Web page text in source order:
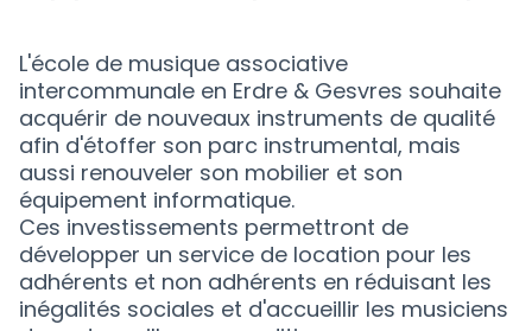
L'école de musique associative
intercommunale en Erdre & Gesvres souhaite
acquérir de nouveaux instruments de qualité
afin d'étoffer son parc instrumental, mais
aussi renouveler son mobilier et son
équipement informatique.
Ces investissements permettront de
développer un service de location pour les
adhérents et non adhérents en réduisant les
inégalités sociales et d'accueillir les musiciens